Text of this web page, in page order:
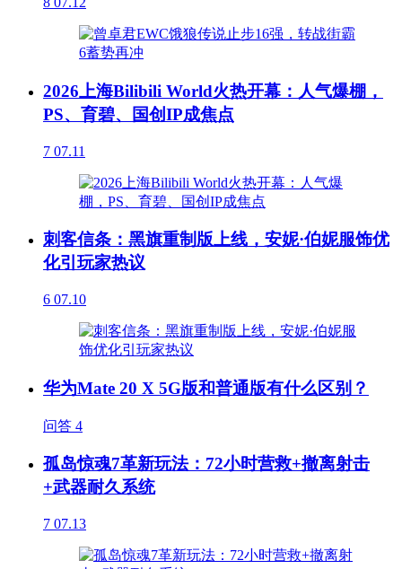
2026上海Bilibili World火热开幕：人气爆棚，
PS、育碧、国创IP成焦点
7 07.11
刺客信条：黑旗重制版上线，安妮·伯妮服饰优
化引玩家热议
6 07.10
华为Mate 20 X 5G版和普通版有什么区别？
问答 4
孤岛惊魂7革新玩法：72小时营救+撤离射击
+武器耐久系统
7 07.13